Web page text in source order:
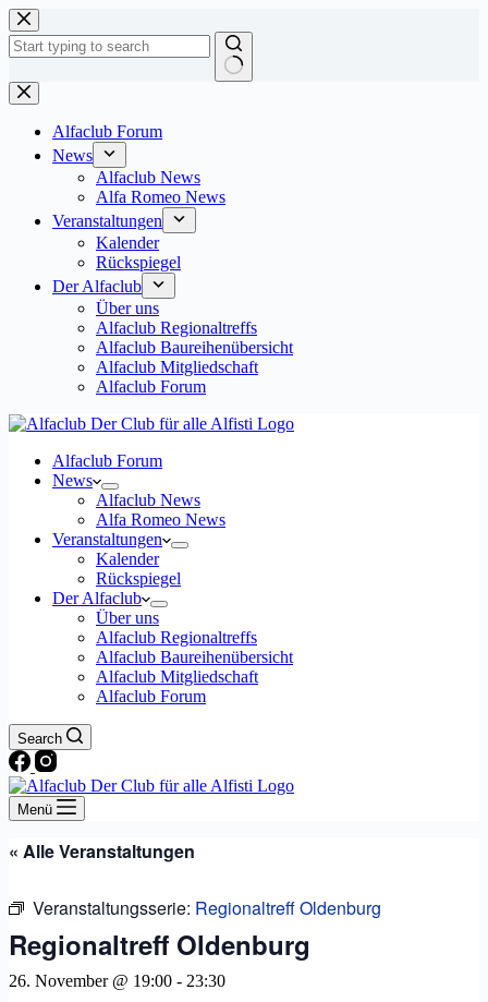
Zum
Inhalt
springen
Keine
Ergebnisse
Alfaclub Forum
News
Alfaclub News
Alfa Romeo News
Veranstaltungen
Kalender
Rückspiegel
Der Alfaclub
Über uns
Alfaclub Regionaltreffs
Alfaclub Baureihenübersicht
Alfaclub Mitgliedschaft
Alfaclub Forum
Alfaclub Forum
News
Alfaclub News
Alfa Romeo News
Veranstaltungen
Kalender
Rückspiegel
Der Alfaclub
Über uns
Alfaclub Regionaltreffs
Alfaclub Baureihenübersicht
Alfaclub Mitgliedschaft
Alfaclub Forum
Search
Menü
« Alle Veranstaltungen
Veranstaltungsserie: Regionaltreff Oldenburg
Regionaltreff Oldenburg
26. November @ 19:00 - 23:30